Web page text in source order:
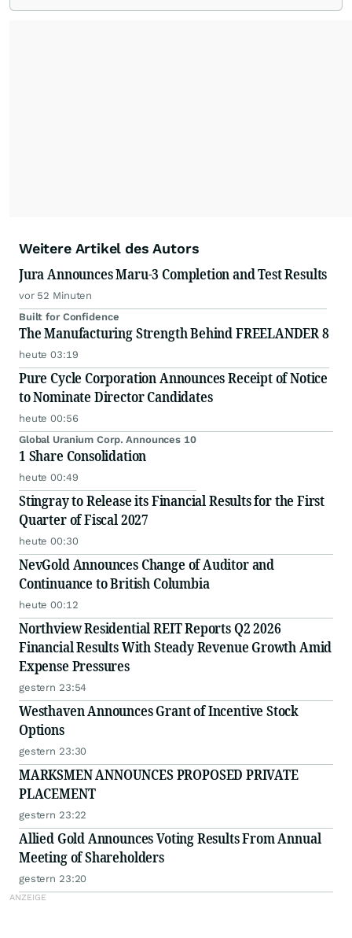
Weitere Artikel des Autors
Jura Announces Maru-3 Completion and Test Results
vor 52 Minuten
Built for Confidence
The Manufacturing Strength Behind FREELANDER 8
heute 03:19
Pure Cycle Corporation Announces Receipt of Notice
to Nominate Director Candidates
heute 00:56
Global Uranium Corp. Announces 10
1 Share Consolidation
heute 00:49
Stingray to Release its Financial Results for the First
Quarter of Fiscal 2027
heute 00:30
NevGold Announces Change of Auditor and
Continuance to British Columbia
heute 00:12
Northview Residential REIT Reports Q2 2026
Financial Results With Steady Revenue Growth Amid
Expense Pressures
gestern 23:54
Westhaven Announces Grant of Incentive Stock
Options
gestern 23:30
MARKSMEN ANNOUNCES PROPOSED PRIVATE
PLACEMENT
gestern 23:22
Allied Gold Announces Voting Results From Annual
Meeting of Shareholders
gestern 23:20